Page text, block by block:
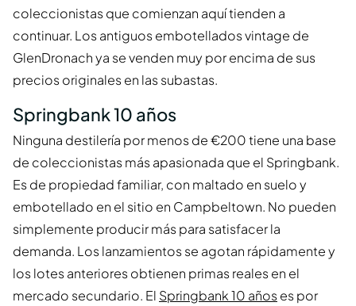
coleccionistas que comienzan aquí tienden a
continuar. Los antiguos embotellados vintage de
GlenDronach ya se venden muy por encima de sus
precios originales en las subastas.
Springbank 10 años
Ninguna destilería por menos de €200 tiene una base
de coleccionistas más apasionada que el Springbank.
Es de propiedad familiar, con maltado en suelo y
embotellado en el sitio en Campbeltown. No pueden
simplemente producir más para satisfacer la
demanda. Los lanzamientos se agotan rápidamente y
los lotes anteriores obtienen primas reales en el
mercado secundario. El Springbank 10 añoses por